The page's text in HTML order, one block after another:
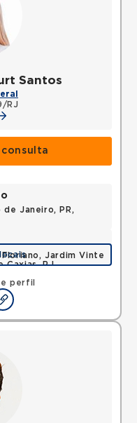
Santos
RJ
perfil
de Janeiro, PR,
Jardim Vinte
Caxias, RJ,